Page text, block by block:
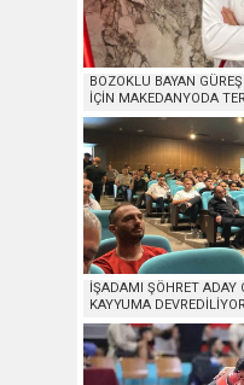
BOZOKLU BAYAN
İÇİN MAKEDANYODA
İŞADAMI ŞÖHRET ADAY
KAYYUMA DEVREDİLİYOR